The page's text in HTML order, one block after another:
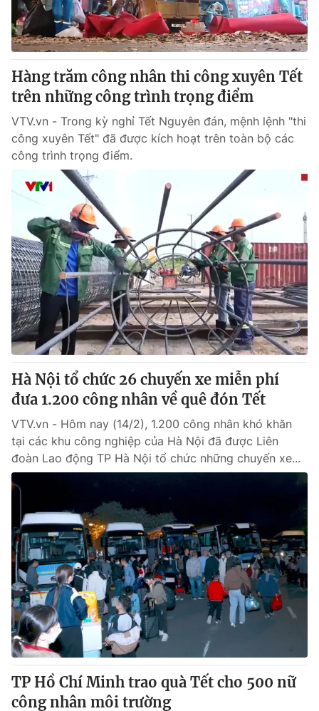
Hàng trăm công nhân thi công xuyên Tết
trên những công trình trọng điểm
VTV.vn - Trong kỳ nghỉ Tết Nguyên đán, mệnh lệnh "thi
công xuyên Tết" đã được kích hoạt trên toàn bộ các
công trình trọng điểm.
Hà Nội tổ chức 26 chuyến xe miễn phí
đưa 1.200 công nhân về quê đón Tết
VTV.vn - Hôm nay (14/2), 1.200 công nhân khó khăn
tại các khu công nghiệp của Hà Nội đã được Liên
đoàn Lao động TP Hà Nội tổ chức những chuyến xe...
TP Hồ Chí Minh trao quà Tết cho 500 nữ
công nhân môi trường